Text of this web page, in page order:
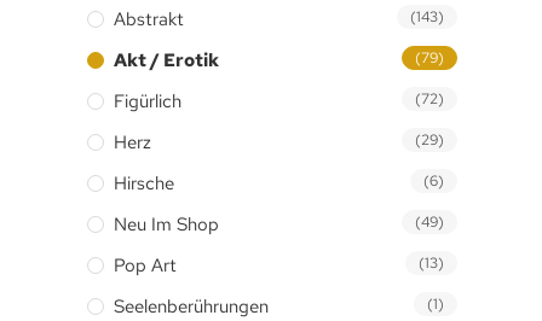
Abstrakt
(143)
Akt / Erotik (79)
Figürlich (72)
Herz (29)
Hirsche (6)
Neu Im Shop (49)
Pop Art (13)
Seelenberührungen (1)